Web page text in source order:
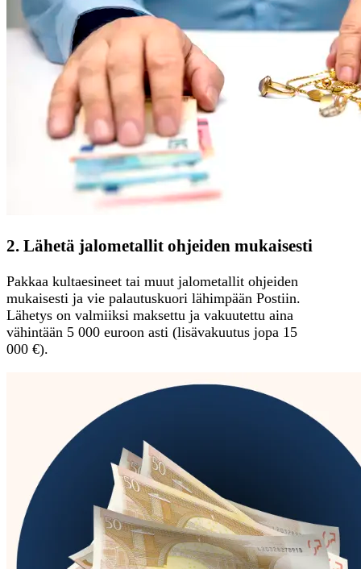
2. Lähetä jalometallit ohjeiden mukaisesti
Pakkaa kultaesineet tai muut jalometallit ohjeiden
mukaisesti ja vie palautuskuori lähimpään Postiin.
Lähetys on valmiiksi maksettu ja vakuutettu aina
vähintään 5 000 euroon asti (lisävakuutus jopa 15
000 €).